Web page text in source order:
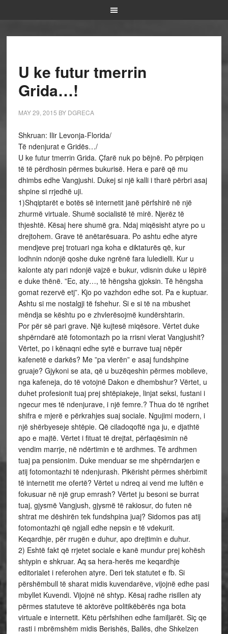
U ke futur tmerrin
Grida…!
MAY 29, 2015 BY DGRECA
Shkruan: Ilir Levonja-Florida/
Të ndenjurat e Gridës…/
U ke futur tmerrin Grida. Çfarë nuk po bëjnë. Po përpiqen
të të përdhosin përmes bukurisë. Hera e parë që mu
dhimbs edhe Vangjushi. Dukej si një kalli i tharë përbri asaj
shpine si rrjedhë uji.
1)Shqiptarët e botës së internetit janë përfshirë në një
zhurmë virtuale. Shumë socialistë të mirë. Njerëz të
thjeshtë. Kësaj here shumë gra. Ndaj miqësisht atyre po u
drejtohem. Grave të anëtarësuara. Po ashtu edhe atyre
mendjeve prej trotuari nga koha e diktaturës që, kur
lodhnin ndonjë qoshe duke ngrënë fara luledielli. Kur u
kalonte aty pari ndonjë vajzë e bukur, vdisnin duke u lëpirë
e duke thënë. ”Ec, aty…, të hëngsha gjoksin. Të hëngsha
gomat rezervë etj”. Kjo po vazhdon edhe sot. Pa e kuptuar.
Ashtu si me nostalgji të fshehur. Si e si të na mbushet
mëndja se kështu po e zhvlerësojmë kundërshtarin.
Por për së pari grave. Një kujtesë miqësore. Vërtet duke
shpërndarë atë fotomontazh po ia rrisni vlerat Vangjushit?
Vërtet, po i kënaqni edhe sytë e burrave tuaj nëpër
kafenetë e darkës? Me ”pa vlerën” e asaj fundshpine
gruaje? Gjykoni se ata, që u buzëqeshin përmes mobileve,
nga kafeneja, do të votojnë Dakon e dhembshur? Vërtet, u
duhet profesionit tuaj prej shtëpiakeje, linjat seksi, fustani i
ngecur mes të ndenjurave, i një femre.? Thua do të ngrihet
shifra e mjerë e përkrahjes suaj sociale. Ngujimi modern, i
një shërbyeseje shtëpie. Që ciladoqoftë nga ju, e djathtë
apo e majtë. Vërtet i fituat të drejtat, përfaqësimin në
vendim marrje, në ndërtimin e të ardhmes. Të ardhmen
tuaj pa pensionim. Duke menduar se me shpërndarjen e
atij fotomontazhi të ndenjurash. Pikërisht përmes shërbimit
të internetit me ofertë? Vërtet u ndreq ai vend me luftën e
fokusuar në një grup emrash? Vërtet ju besoni se burrat
tuaj, gjysmë Vangjush, gjysmë të rakiosur, do futen në
shtrat me dëshirën tek fundshpina juaj? Sidomos pas atij
fotomontazhi që ngjall edhe nepsin e të vdekurit.
Keqardhje, për rrugën e duhur, apo drejtimin e duhur.
2) Eshtë fakt që rrjetet sociale e kanë mundur prej kohësh
shtypin e shkruar. Aq sa hera-herës me keqardhje
editorialet i referohen atyre. Deri tek statutet e fb. Si
përshëmbull të sharat midis kuvendarëve, vijojnë edhe pasi
mbyllet Kuvendi. Vijojnë në shtyp. Kësaj radhe risillen aty
përmes statuteve të aktorëve politikëbërës nga bota
virtuale e internetit. Këtu përfshihen edhe familjarët. Siç qe
rasti i mbrëmshëm midis Berishës, Ballës, dhe Shkelzen